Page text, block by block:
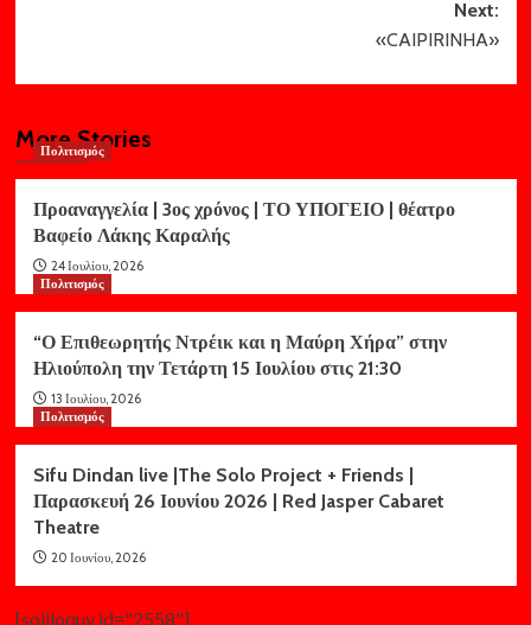
Next:
«CAIPIRINHA»
More Stories
Πολιτισμός
Προαναγγελία | 3ος χρόνος | ΤΟ ΥΠΟΓΕΙΟ | θέατρο
Βαφείο Λάκης Καραλής
24 Ιουλίου, 2026
Πολιτισμός
“Ο Επιθεωρητής Ντρέικ και η Μαύρη Χήρα” στην
Ηλιούπολη την Τετάρτη 15 Ιουλίου στις 21:30
13 Ιουλίου, 2026
Πολιτισμός
Sifu Dindan live |The Solo Project + Friends |
Παρασκευή 26 Ιουνίου 2026 | Red Jasper Cabaret
Theatre
20 Ιουνίου, 2026
[soliloquy id="2558"]